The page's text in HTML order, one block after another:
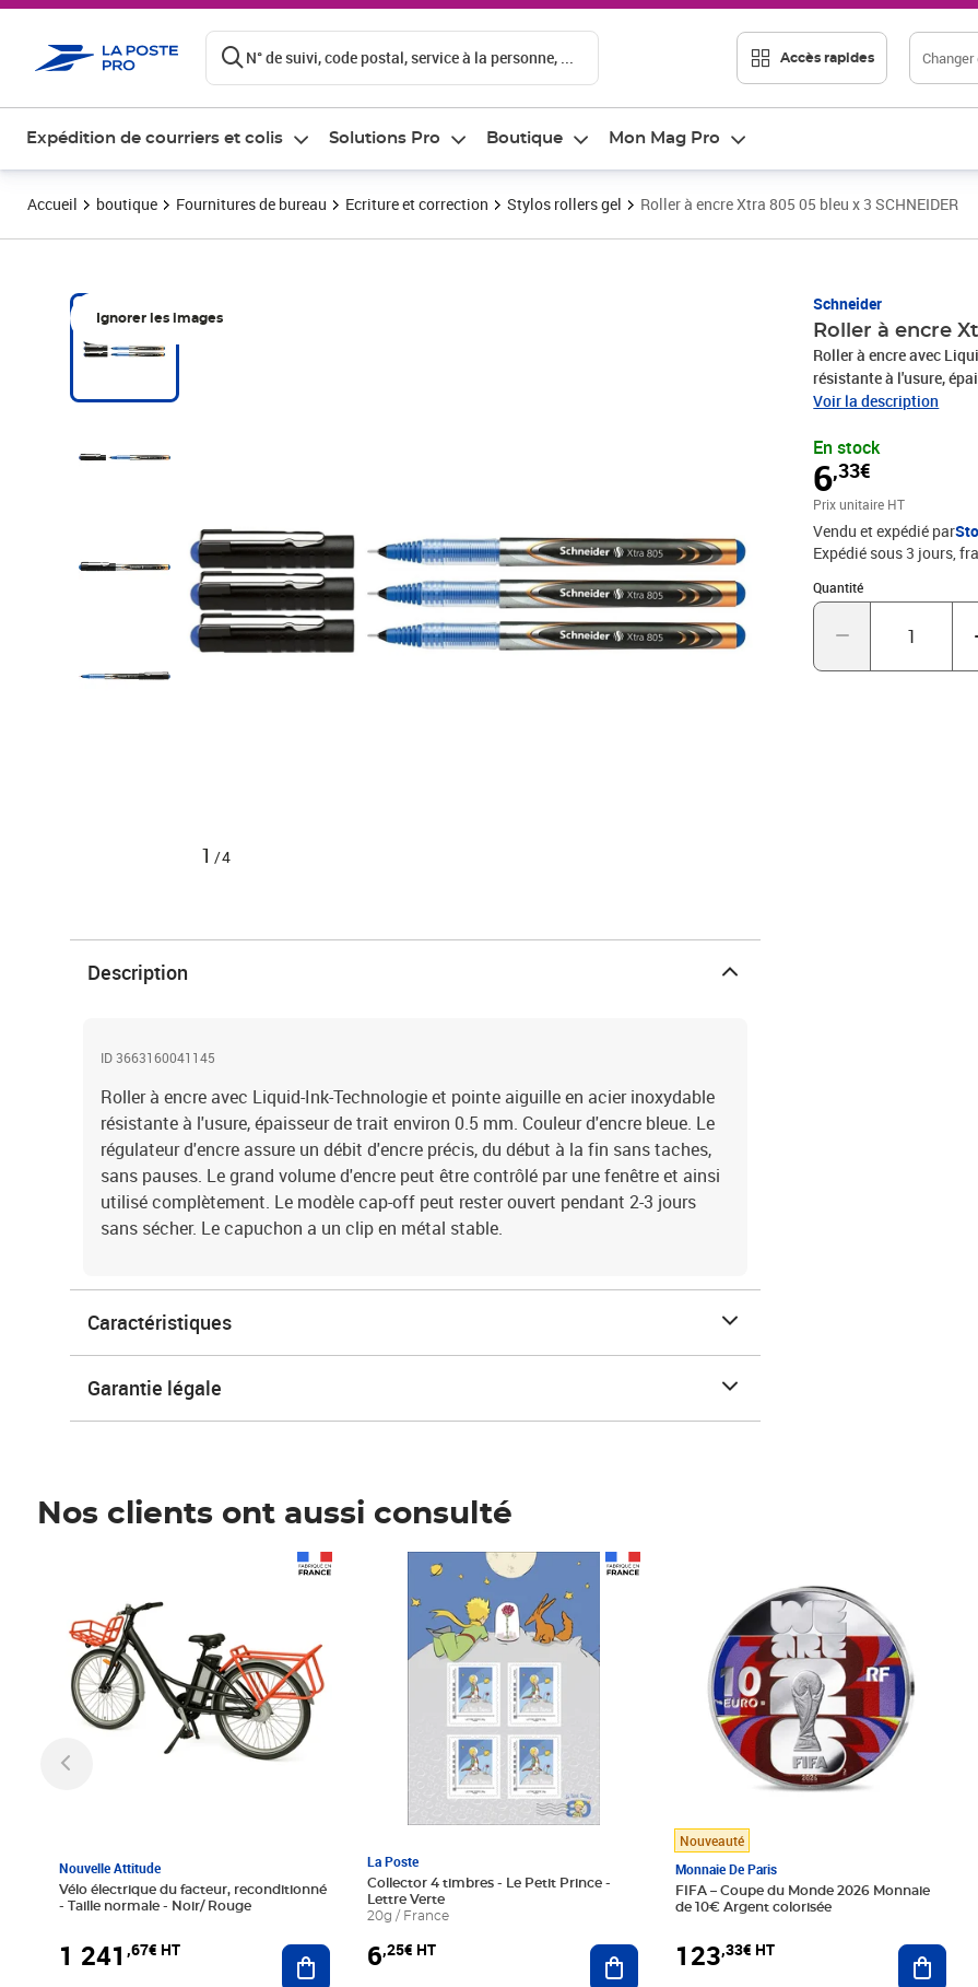
N° de suivi, code postal, service à la personne, ... Accès rapides
Expédition de courriers et colis Solutions Pro Boutique Mon Mag Pro
Accueil boutique Fournitures de bureau Ecriture et correction Stylos rollers gel Roller à encre Xtra 805 05 bleu x 3 SCHNEIDER
Ignorer les images
1 /4
Schneider
Roller à encre
Roller à encre avec
résistante à l'usure,
régulateur d'encre
complètement. Le
capuchon a un clip en
Voir la description
En stock
6,33€
Prix 6,33€
Prix unitaire HT
Vendu et expédié par
Expédié sous 3 jours,
Quantité
Quantité : 1
Description
ID 3663160041145
Roller à encre avec Liquid-Ink-Technologie et pointe aiguille en acier inoxydable
résistante à l'usure, épaisseur de trait environ 0.5 mm. Couleur d'encre bleue. Le
régulateur d'encre assure un débit d'encre précis, du début à la fin sans taches,
sans pauses. Le grand volume d'encre peut être contrôlé par une fenêtre et ainsi
utilisé complètement. Le modèle cap-off peut rester ouvert pendant 2-3 jours
sans sécher. Le capuchon a un clip en métal stable.
Caractéristiques
Garantie légale
Nos clients ont aussi consulté
Nouvelle Attitude
Vélo électrique du facteur, reconditionné
- Taille normale - Noir/ Rouge
1 241 ,67€ HT Ajouter au panier
La Poste
Collector 4 timbres - Le Petit Prince -
Lettre Verte
20g / France
6,25€ HT
Prix 6,25€ HT
Ajouter au panier
Nouveauté
Monnaie De Paris
FIFA – Coupe du Monde 2026 Monnaie
de 10€ Argent colorisée
123,33€ HT